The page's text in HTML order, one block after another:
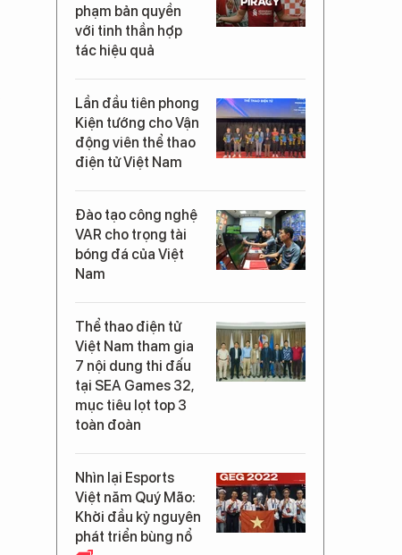
phạm bản quyền
với tinh thần hợp
tác hiệu quả
Lần đầu tiên phong
Kiện tướng cho Vận
động viên thể thao
điện tử Việt Nam
Đào tạo công nghệ
VAR cho trọng tài
bóng đá của Việt
Nam
Thể thao điện tử
Việt Nam tham gia
7 nội dung thi đấu
tại SEA Games 32,
mục tiêu lọt top 3
toàn đoàn
Nhìn lại Esports
Việt năm Quý Mão:
Khởi đầu kỷ nguyên
phát triển bùng nổ